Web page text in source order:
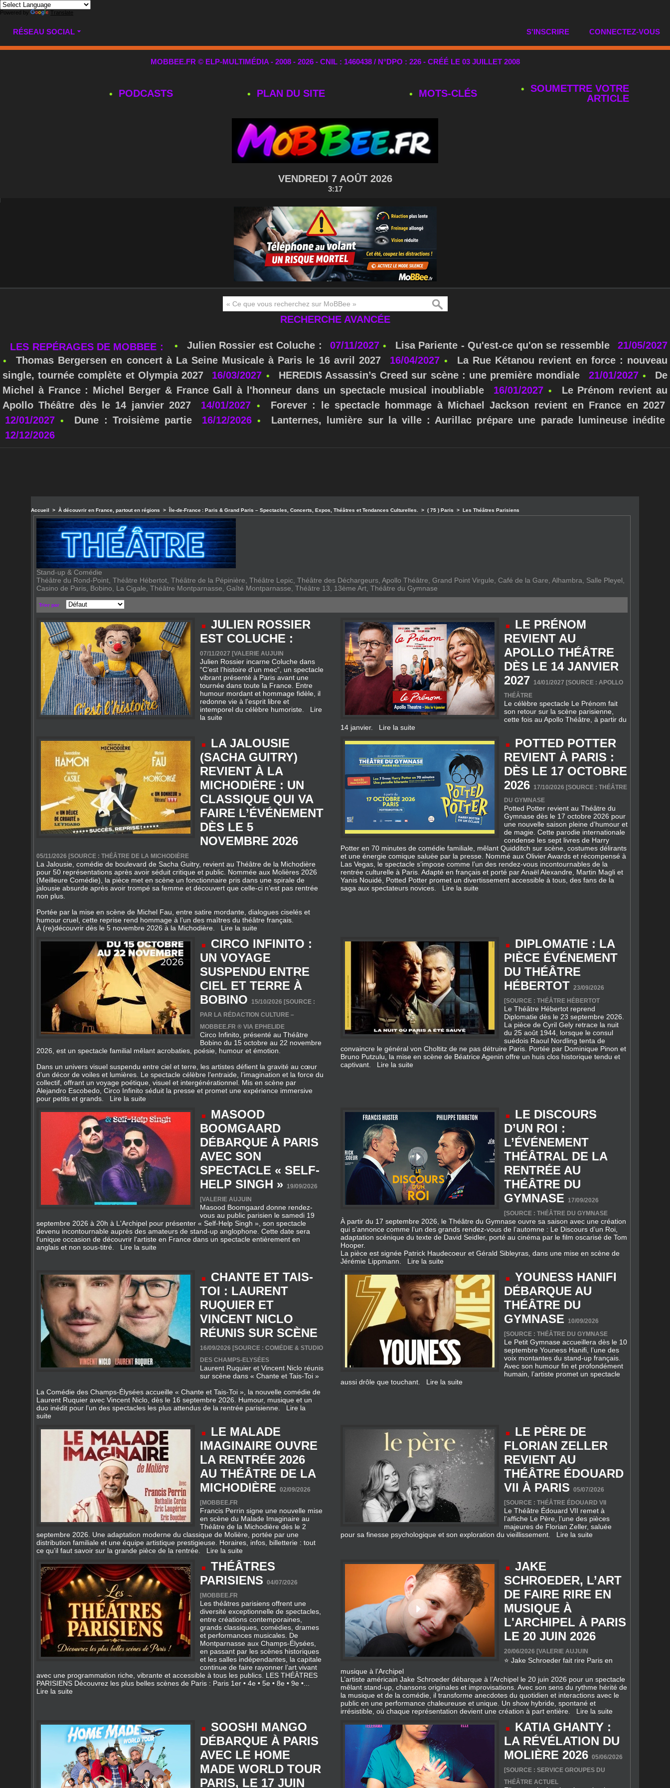
Powered by Translate
RÉSEAU SOCIAL CONNECTEZ-VOUS
S'INSCRIRE
MOBBEE.FR © ELP-MULTIMÉDIA - 2008 - 2026 - CNIL : 1460438 / N°DPO : 226 - CRÉÉ LE 03 JUILLET 2008
PODCASTS PLAN DU SITE MOTS‑CLÉS
SOUMETTRE VOTRE
ARTICLE
VENDREDI 7 AOÛT 2026
3:17
RECHERCHE AVANCÉE
Julien Rossier est Coluche : 07/11/2027
single, tournée complète et Olympia 2027
16/03/2027 HEREDIS Assassin’s Creed sur scène : une première mondiale 21/01/2027
De
Michel à France : Michel Berger & France Gall à l'honneur dans un spectacle musical inoubliable
16/01/2027
Le Prénom revient au
Apollo Théâtre dès le 14 janvier 2027
14/01/2027
Forever : le spectacle hommage à Michael Jackson revient en France en 2027
12/01/2027
Dune : Troisième partie 16/12/2026
Lanternes, lumière sur la ville : Aurillac prépare une parade lumineuse inédite
12/12/2026
Stand-up & Comédie
Théâtre du Rond‑Point, Théâtre Hébertot, Théâtre de la Pépinière, Théâtre Lepic, Théâtre des Déchargeurs, Apollo Théâtre, Grand Point Virgule, Café de la Gare, Alhambra, Salle Pleyel,
Casino de Paris, Bobino, La Cigale, Théâtre Montparnasse, Gaîté Montparnasse, Théâtre 13, 13ème Art, Théâtre du Gymnase
Trier par
JULIEN ROSSIER
07/11/2027 [ VALERIE AUJUIN
“C’est l’histoire d’un mec”, un spectacle
tournée dans toute la France. Entre
humour mordant et hommage fidèle, il
redonne vie à l’esprit libre et
intemporel du célèbre humoriste.
la suite
LE PRÉNOM
APOLLO THÉÂTRE
DÈS LE 14 JANVIER
2027
14/01/2027 [SOURCE : APOLLO
THÉÂTRE
son retour sur la scène parisienne,
Lire la suite
LA JALOUSIE
REVIENT À LA
MICHODIÈRE : UN
CLASSIQUE QUI VA
FAIRE L’ÉVÉNEMENT
DÈS LE 5
NOVEMBRE 2026
05/11/2026 [SOURCE : THÉÂTRE DE LA MICHODIÈRE
La Jalousie, comédie de boulevard de Sacha Guitry, revient au Théâtre de la Michodière
pour 50 représentations après avoir séduit critique et public. Nommée aux Molières 2026
jalousie absurde après avoir trompé sa femme et découvert que celle‑ci n’est pas rentrée
non plus.
Portée par la mise en scène de Michel Fau, entre satire mordante, dialogues ciselés et
humour cruel, cette reprise rend hommage à l’un des maîtres du théâtre français.
À (re)découvrir dès le 5 novembre 2026 à la Michodière.
POTTED POTTER
REVIENT À PARIS :
DÈS LE 17 OCTOBRE
2026
17/10/2026 [SOURCE : THÉÂTRE
DU GYMNASE
Gymnase dès le 17 octobre 2026 pour
de magie. Cette parodie internationale
condense les sept livres de Harry
Potter en 70 minutes de comédie familiale, mêlant Quidditch sur scène, costumes délirants
et une énergie comique saluée par la presse. Nommé aux Olivier Awards et récompensé à
Las Vegas, le spectacle s’impose comme l’un des rendez-vous incontournables de la
rentrée culturelle à Paris. Adapté en français et porté par Anaël Alexandre, Martin Magli et
Yanis Nouidé, Potted Potter promet un divertissement accessible à tous, des fans de la
saga aux spectateurs novices.Lire la suite
CIRCO INFINITO :
UN VOYAGE
SUSPENDU ENTRE
CIEL ET TERRE À
BOBINO
15/10/2026 [SOURCE :
PAR LA RÉDACTION CULTURE –
MOBBEE.FR ® VIA EPHELIDE
Circo Infinito, présenté au Théâtre
Bobino du 15 octobre au 22 novembre
2026, est un spectacle familial mêlant acrobaties, poésie, humour et émotion.
Dans un univers visuel suspendu entre ciel et terre, les artistes défient la gravité au cœur
d’un décor de voiles et lumières. Le spectacle célèbre l’entraide, l’imagination et la force du
collectif, offrant un voyage poétique, visuel et intergénérationnel. Mis en scène par
pour petits et grands. Lire la suite
DU THÉÂTRE
HÉBERTOT23/09/2026
[SOURCE : THÉÂTRE HÉBERTOT
Le Théâtre Hébertot reprend
Diplomatie dès le 23 septembre 2026.
du 25 août 1944, lorsque le consul
suédois Raoul Nordling tenta de
convaincre le général von Choltitz de ne pas détruire Paris. Portée par Dominique Pinon et
Bruno Putzulu, la mise en scène de Béatrice Agenin offre un huis clos historique tendu et
captivant.Lire la suite
MASOOD
BOOMGAARD
DÉBARQUE À PARIS
AVEC SON
SPECTACLE « SELF-
HELP SINGH »
[VALERIE AUJUIN
vous au public parisien le samedi 19
septembre 2026 à 20h à L'Archipel pour présenter « Self-Help Singh », son spectacle
devenu incontournable auprès des amateurs de stand-up anglophone. Cette date sera
l'unique occasion de découvrir l'artiste en France dans un spectacle entièrement en
L’ÉVÉNEMENT
THÉÂTRAL DE LA
RENTRÉE AU
THÉÂTRE DU
GYMNASE
17/09/2026
[SOURCE : THÉÂTRE DU GYMNASE
À partir du 17 septembre 2026, le Théâtre du Gymnase ouvre sa saison avec une création
qui s’annonce comme l’un des grands rendez‑vous de l’automne : Le Discours d’un Roi,
adaptation scénique du texte de David Seidler, porté au cinéma par le film oscarisé de Tom
La pièce est signée Patrick Haudecoeur et Gérald Sibleyras, dans une mise en scène de
Jérémie Lippmann.Lire la suite
CHANTE ET TAIS-
RUQUIER ET
VINCENT NICLO
RÉUNIS SUR SCÈNE
16/09/2026 [SOURCE : COMÉDIE & STUDIO
DES CHAMPS-ELYSÉES
Laurent Ruquier et Vincent Niclo réunis
sur scène dans « Chante et Tais‑Toi »
La Comédie des Champs‑Élysées accueille « Chante et Tais‑Toi », la nouvelle comédie de
Laurent Ruquier avec Vincent Niclo, dès le 16 septembre 2026. Humour, musique et un
duo inédit pour l’un des spectacles les plus attendus de la rentrée parisienne.Lire la
DÉBARQUE AU
THÉÂTRE DU
GYMNASE
10/09/2026
[SOURCE : THÉÂTRE DU GYMNASE
septembre Youness Hanifi, l’une des
Avec son humour fin et profondément
humain, l’artiste promet un spectacle
aussi drôle que touchant.
Lire la suite
LE MALADE
IMAGINAIRE OUVRE
LA RENTRÉE 2026
AU THÉÂTRE DE LA
MICHODIÈRE
02/09/2026
[MOBBEE.FR
Francis Perrin signe une nouvelle mise
en scène du Malade Imaginaire au
septembre 2026. Une adaptation moderne du classique de Molière, portée par une
distribution familiale et une équipe artistique prestigieuse. Horaires, infos, billetterie : tout
ce qu’il faut savoir sur la grande pièce de la rentrée.Lire la suite
REVIENT AU
THÉÂTRE ÉDOUARD
VII À PARIS 05/07/2026
[SOURCE : THÉÂTRE ÉDOUARD VII
Le Théâtre Édouard VII remet à
l’affiche Le Père, l’une des pièces
pour sa finesse psychologique et son exploration du vieillissement.Lire la suite
THÉÂTRES
PARISIENS
MOBBEE.FR
diversité exceptionnelle de spectacles,
grands classiques, comédies, drames
et performances musicales. De
Montparnasse aux Champs‑Élysées,
en passant par les scènes historiques
et les salles indépendantes, la capitale
continue de faire rayonner l’art vivant
avec une programmation riche, vibrante et accessible à tous les publics. LES THÉÂTRES
PARISIENS Découvrez les plus belles scènes de Paris : Paris 1er • 4e • 5e • 8e • 9e •...
JAKE
DE FAIRE RIRE EN
MUSIQUE À
L'ARCHIPEL À PARIS
LE 20 JUIN 2026
20/06/2026 [VALERIE AUJUIN
⭐ Jake Schroeder fait rire Paris en
musique à l’Archipel
L’artiste américain Jake Schroeder débarque à l’Archipel le 20 juin 2026 pour un spectacle
mêlant stand‑up, chansons originales et improvisations. Avec son sens du rythme hérité de
la musique et de la comédie, il transforme anecdotes du quotidien et interactions avec le
public en une performance chaleureuse et unique. Un show hybride, spontané et
irrésistible, où chaque représentation devient une création à part entière.Lire la suite
AVEC LE HOME
MADE WORLD TOUR
PARIS, LE 17 JUIN
2026 – L’ALHAMBRA
17/06/2026 [VALERIE AUJUIN
KATIA GHANTY :
LA RÉVÉLATION DU
MOLIÈRE 2026
05/06/2026
[SOURCE : SERVICE GROUPES DU
THÉÂTRE ACTUEL
Elle pensait n’avoir qu’une simple
grippe. Quelques heures plus tard, elle
cœur suspendu à une machine. De